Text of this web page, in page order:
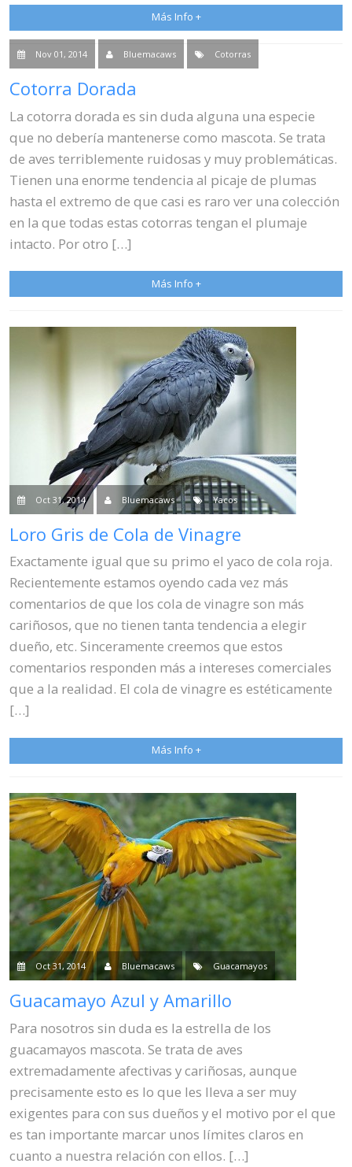
Más Info +
Nov 01, 2014 Bluemacaws Cotorras
Cotorra Dorada
La cotorra dorada es sin duda alguna una especie
que no debería mantenerse como mascota. Se trata
de aves terriblemente ruidosas y muy problemáticas.
Tienen una enorme tendencia al picaje de plumas
hasta el extremo de que casi es raro ver una colección
en la que todas estas cotorras tengan el plumaje
intacto. Por otro […]
Más Info +
Oct 31, 2014 Bluemacaws Yacos
Loro Gris de Cola de Vinagre
Exactamente igual que su primo el yaco de cola roja.
Recientemente estamos oyendo cada vez más
comentarios de que los cola de vinagre son más
cariñosos, que no tienen tanta tendencia a elegir
dueño, etc. Sinceramente creemos que estos
comentarios responden más a intereses comerciales
que a la realidad. El cola de vinagre es estéticamente
[…]
Más Info +
Oct 31, 2014 Bluemacaws Guacamayos
Guacamayo Azul y Amarillo
Para nosotros sin duda es la estrella de los
guacamayos mascota. Se trata de aves
extremadamente afectivas y cariñosas, aunque
precisamente esto es lo que les lleva a ser muy
exigentes para con sus dueños y el motivo por el que
es tan importante marcar unos límites claros en
cuanto a nuestra relación con ellos. […]